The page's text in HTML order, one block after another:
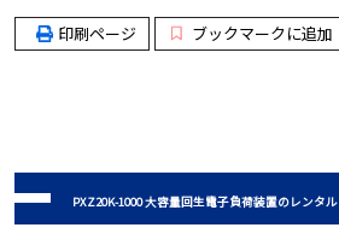
印刷ページ ブックマークに追加
PXZ20K-1000 大容量回生電子負荷装置のレンタル